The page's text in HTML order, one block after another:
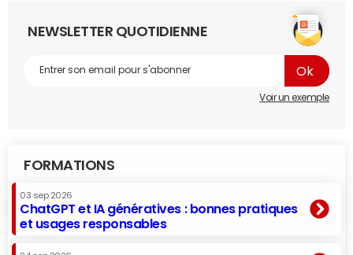
NEWSLETTER QUOTIDIENNE
Voir un exemple
FORMATIONS
03 sep 2026
ChatGPT et IA génératives : bonnes pratiques
et usages responsables